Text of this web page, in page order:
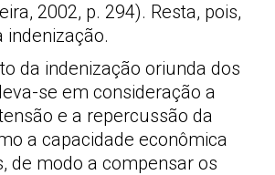
2002, p. 294). Resta, pois,
indenização.
da indenização oriunda dos
se em consideração a
e a repercussão da
a capacidade econômica
de modo a compensar os